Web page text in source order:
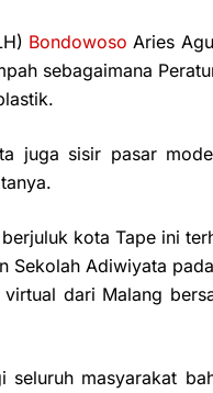
Bondowoso Aries
sebagaimana
juga sisir pasar
kota Tape ini
Sekolah Adiwiyata
dari Malang
seluruh masyarakat